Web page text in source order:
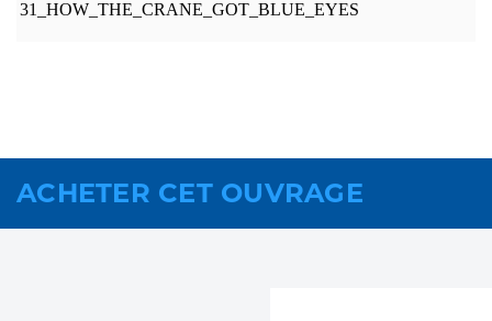
ACHETER CET OUVRAGE